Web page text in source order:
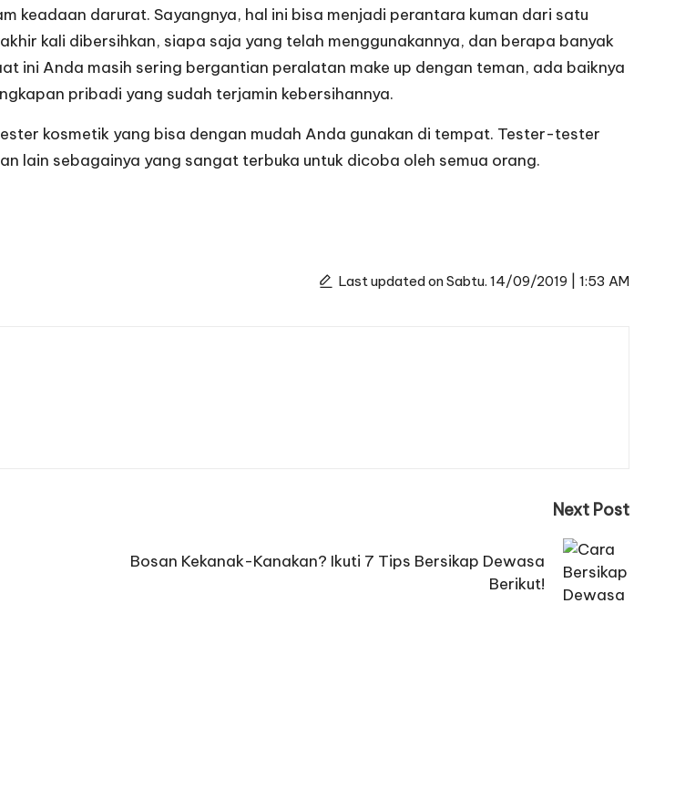
keadaan darurat. Sayangnya, hal ini bisa menjadi perantara kuman dari satu
kali dibersihkan, siapa saja yang telah menggunakannya, dan berapa banyak
ini Anda masih sering bergantian peralatan make up dengan teman, ada baiknya
pribadi yang sudah terjamin kebersihannya.
kosmetik yang bisa dengan mudah Anda gunakan di tempat. Tester-tester
lain sebagainya yang sangat terbuka untuk dicoba oleh semua orang.
Last updated on Sabtu. 14/09/2019 | 1:53 AM
Next Post
Bosan Kekanak-Kanakan? Ikuti 7 Tips Bersikap Dewasa
Berikut!